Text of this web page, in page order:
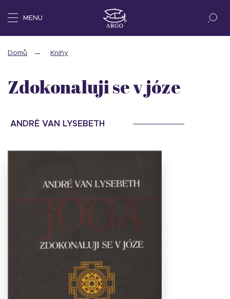
MENU
Domů Knihy
Zdokonaluji se v józe
ANDRÉ VAN LYSEBETH